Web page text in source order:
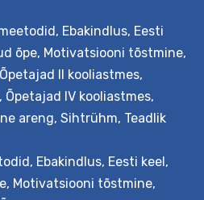
, Ebakindlus, Eesti
õpe, Motivatsiooni tõstmine,
Õpetajad II kooliastmes,
, Õpetajad IV kooliastmes,
areng, Sihtrühm, Teadlik
, Ebakindlus, Eesti keel,
, Motivatsiooni tõstmine,